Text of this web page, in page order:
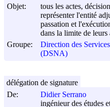
Objet:
tous les actes,
représenter l'entité
passation et
dans la limite de
Groupe:
Direction des
(DSNA)
De:
Didier Serrano
ingénieur des études
délégation de signature